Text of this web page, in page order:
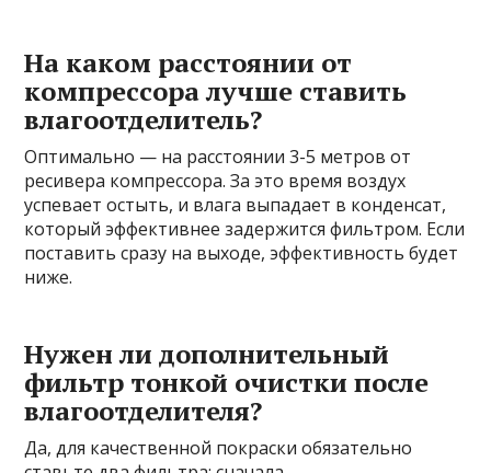
На каком расстоянии от
компрессора лучше ставить
влагоотделитель?
Оптимально — на расстоянии 3-5 метров от
ресивера компрессора. За это время воздух
успевает остыть, и влага выпадает в конденсат,
который эффективнее задержится фильтром. Если
поставить сразу на выходе, эффективность будет
ниже.
Нужен ли дополнительный
фильтр тонкой очистки после
влагоотделителя?
Да, для качественной покраски обязательно